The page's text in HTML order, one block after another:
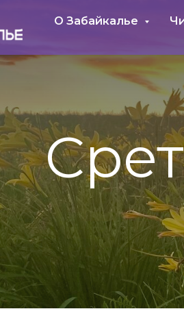
О Забайкалье